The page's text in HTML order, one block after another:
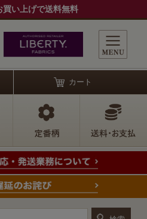
い上げで送料無料
カート